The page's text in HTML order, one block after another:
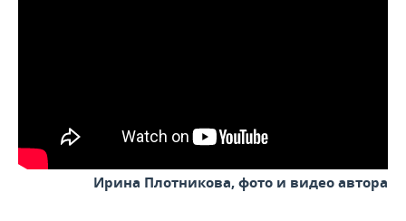
Ирина Плотникова, фото и видео автора